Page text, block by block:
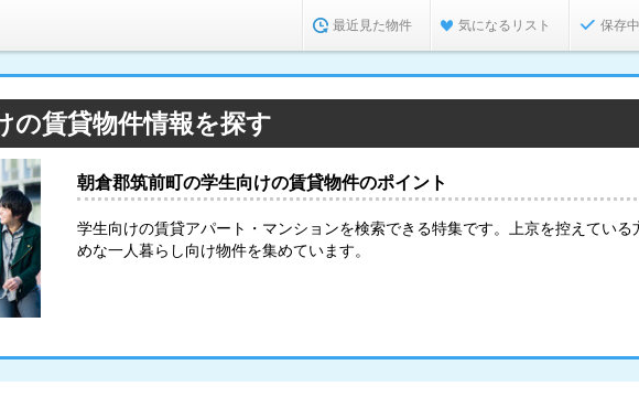
最近見た物件 気になるリスト 保存
の賃貸物件情報を探す
朝倉郡筑前町の学生向けの賃貸物件のポイント
学生向けの賃貸アパート・マンションを検索できる特集です。上京を控えている
めな一人暮らし向け物件を集めています。